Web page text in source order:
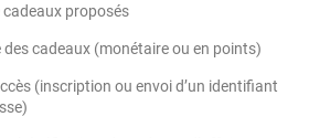
cadeaux proposés
des cadeaux (monétaire ou en points)
(inscription ou envoi d’un identifiant